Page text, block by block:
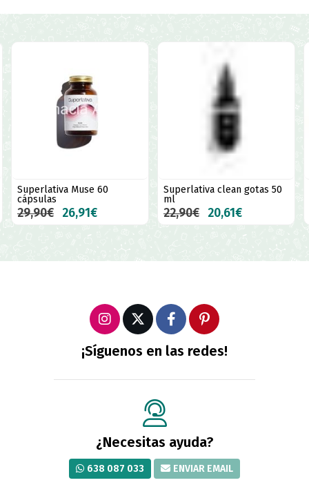
Superlativa Muse 60
cápsulas
29,90€ 26,91€
Superlativa clean gotas 50
ml
22,90€ 20,61€
¡Síguenos en las redes!
¿Necesitas ayuda?
638 087 033 ENVIAR EMAIL